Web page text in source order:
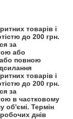
товарів і
до 200 грн.
за
або
повною
товарів і
до 200 грн.
за
в частковому
об'ємі. Термін
днів